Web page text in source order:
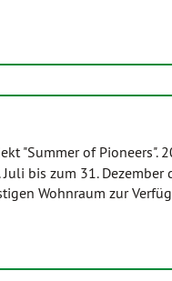
"Summer of Pioneers".
bis zum 31. Dezember
Wohnraum zur